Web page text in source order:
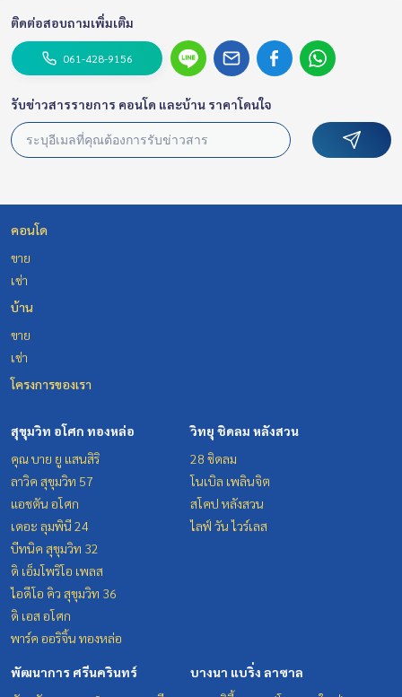
ติดต่อสอบถามเพิ่มเติม
061-428-9156
รับข่าวสารรายการ คอนโด และบ้าน ราคาโดนใจ
คอนโด
ขาย
เช่า
บ้าน
ขาย
เช่า
โครงการของเรา
สุขุมวิท อโศก ทองหล่อ
คุณ บาย ยู แสนสิริ
ลาวิค สุขุมวิท 57
แอชตัน อโศก
เดอะ ลุมพินี 24
บีทนิค สุขุมวิท 32
ดิ เอ็มโพริโอ เพลส
ไอดีโอ คิว สุขุมวิท 36
ดิ เอส อโศก
พาร์ค ออริจิ้น ทองหล่อ
วิทยุ ชิดลม หลังสวน
28 ชิดลม
โนเบิล เพลินจิต
สโคป หลังสวน
ไลฟ์ วัน ไวร์เลส
พัฒนาการ ศรีนครินทร์
บางนา แบริ่ง ลาซาล